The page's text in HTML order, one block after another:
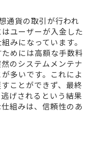
通貨の取引が行われ
ユーザーが入金した
みになっています。
めには高額な手数料
のシステムメンテナ
多いです。これによ
ことができず、最終
げされるという結果
組みは、信頼性のあ